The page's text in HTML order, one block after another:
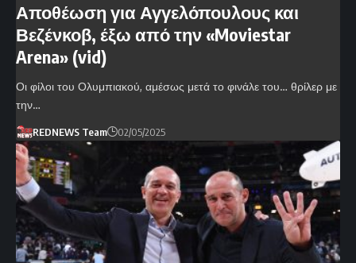
Αποθέωση για Αγγελόπουλους και
Βεζένκοβ, έξω από την «Moviestar
Arena» (vid)
Οι φίλοι του Ολυμπιακού, αμέσως μετά το φινάλε του… θρίλερ με
την…
REDNEWS Team 02/05/2025